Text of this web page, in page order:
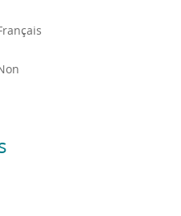
test, boucle)
approche descendante